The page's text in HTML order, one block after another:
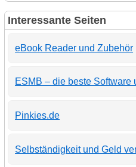
Interessante Seiten
eBook Reader und Zubehör
ESMB – die beste Software
Pinkies.de
Selbständigkeit und Geld